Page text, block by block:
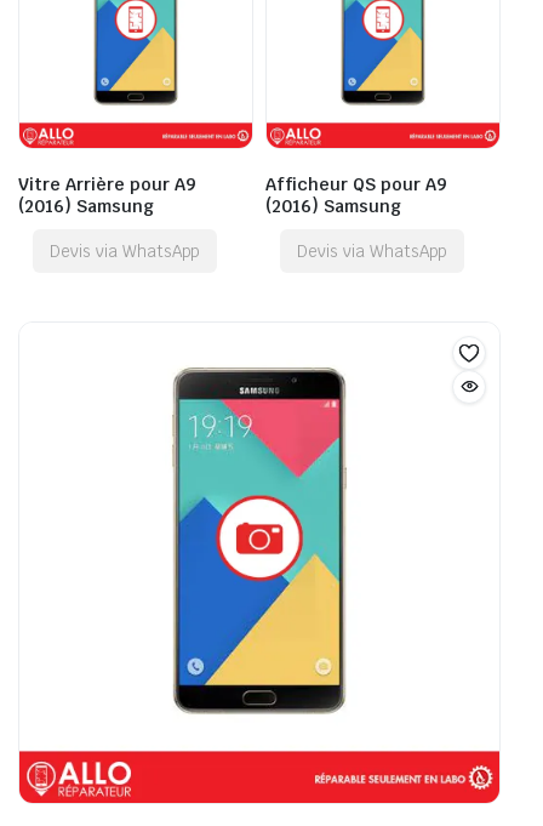
Vitre Arrière pour A9
(2016) Samsung
Devis via WhatsApp
Afficheur QS pour A9
(2016) Samsung
Devis via WhatsApp